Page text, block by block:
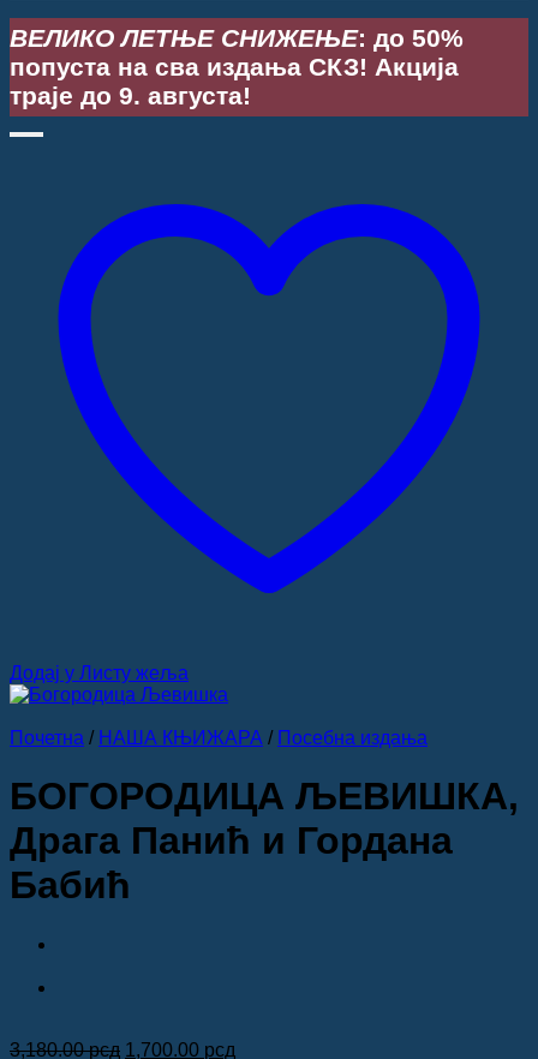
ВЕЛИКО ЛЕТЊЕ СНИЖЕЊЕ: до 50%
попуста на сва издања СКЗ! Акција
траје до 9. августа!
Додај у Листу жеља
Почетна / НАША КЊИЖАРА / Посебна издања
БОГОРОДИЦА ЉЕВИШКА,
Драга Панић и Гордана
Бабић
3,180.00рсд Оригинална
1,700.00 рсд